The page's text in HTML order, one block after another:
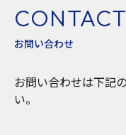
CONTACT
お問い合わせ
お問い合わせは下記
い。